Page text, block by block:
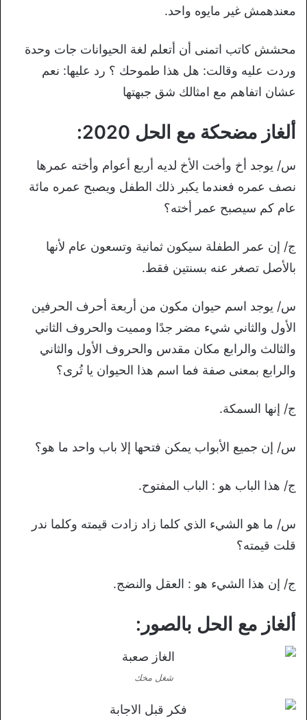
معندهمش غير مايوه واحد.
محشش كاتب اتمنى أن أتعلم لغة الحيوانات جات وحدة
وردت عليه وقالت: هل هذا طموحك ؟ رد عليها: نعم
عشان اتفاهم مع امثالك شق جبهتها
ألغاز مضحكة مع الحل 2020:
س/ يوجد أخ وأخت الأخ لديه أربع أعوام وأخته عمرها
نصف عمره فعندما يكبر ذلك الطفل ويصبح عمره مائة
عام كم سيصبح عمر أخته؟
ج/ إن عمر الطفلة سيكون ثمانية وتسعون عام لأنها
بالأصل تصغر عنه بسنتين فقط.
س/ يوجد اسم حيوان مكون من أربعة أحرف الحرفين
الأول والثاني شيء مضر جدًا ومميت والحروف الثاني
والثالث والرابع مكان مقدس والحروف الأول والثاني
والرابع بمعنى صفة فما اسم هذا الحيوان يا تُرى؟
ج/ إنها السمكة.
س/ إن جميع الأبواب يمكن فتحها إلا باب واحد ما هو؟
ج/ هذا الباب هو : الباب المفتوح.
س/ ما هو الشيء الذي كلما زاد زادت قيمته وكلما ندر
قلت قيمته؟
ج/ إن هذا الشيء هو : العقل والنضج.
ألغاز مع الحل بالصور:
شغل مخك